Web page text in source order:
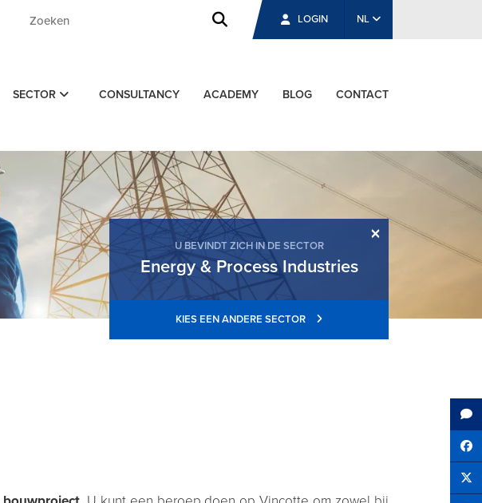
LOGIN NL
SECTOR CONSULTANCY ACADEMY BLOG CONTACT
×
U BEVINDT ZICH IN DE SECTOR
Energy & Process Industries
KIES EEN ANDERE SECTOR